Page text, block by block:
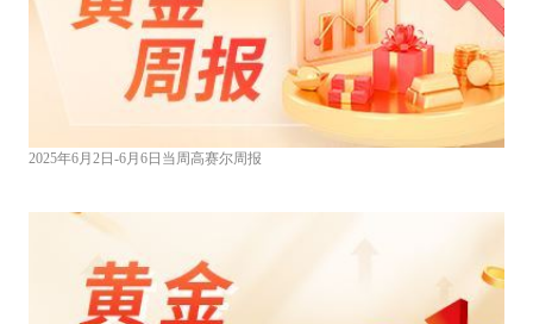
2025年6月2日-6月6日当周高赛尔周报